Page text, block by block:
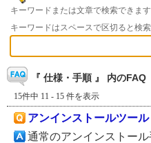
キーワードまたは文章で検索できま
キーワードはスペースで区切ると検
『 仕様・手順 』 内のFAQ
15件中 11 - 15 件を表示
アンインストールツー
通常のアンインストー